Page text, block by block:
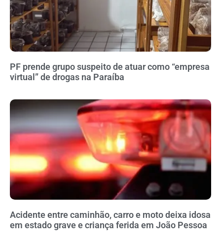
PF prende grupo suspeito de atuar como “empresa
virtual” de drogas na Paraíba
Acidente entre caminhão, carro e moto deixa idosa
em estado grave e criança ferida em João Pessoa